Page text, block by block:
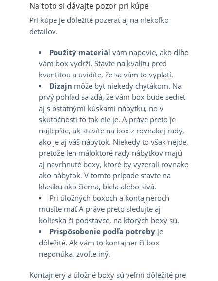
Na toto si dávajte pozor pri kúpe
Pri kúpe je dôležité pozerať aj na niekoľko
detailov.
Použitý materiál vám napovie, ako dlho
vám box vydrží. Stavte na kvalitu pred
kvantitou a uvidíte, že sa vám to vyplatí.
Dizajn môže byť niekedy chytákom. Na
prvý pohľad sa zdá, že vám box bude sedieť
aj s ostatnými kúskami nábytku, no v
skutočnosti to tak nie je. A práve preto je
najlepšie, ak stavíte na box z rovnakej rady,
ako je aj váš nábytok. Niekedy to však nejde,
pretože len máloktoré rady nábytkov majú
aj navrhnuté boxy, ktoré by vyzerali rovnako
ako nábytok. V tomto prípade stavte na
klasiku ako čierna, biela alebo sivá.
Pri úložných boxoch a kontajneroch
musíte mať A práve preto sledujte aj
kolieska či podstavce, na ktorých boxy sú.
Prispôsobenie podľa potreby je
dôležité. Ak vám to kontajner či box
neponúka, zvoľte iný.
Kontajnery a úložné boxy sú veľmi dôležité pre